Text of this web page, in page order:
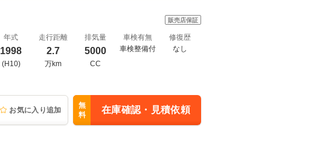
販売店保証
年式
1998
(H10)
走行距離
2.7
万km
排気量
5000
CC
車検有無
車検整備付
修復歴
なし
お気に入り追加
無
料
在庫確認・見積依頼